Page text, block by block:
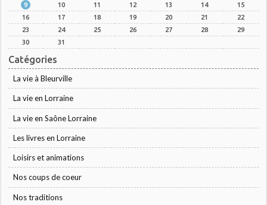
9
10 11 12 13 14
15
16
17 18 19 20 21
22
23
24 25 26 27 28
29
30
31
Catégories
La vie à Bleurville
La vie en Lorraine
La vie en Saône Lorraine
Les livres en Lorraine
Loisirs et animations
Nos coups de coeur
Nos traditions